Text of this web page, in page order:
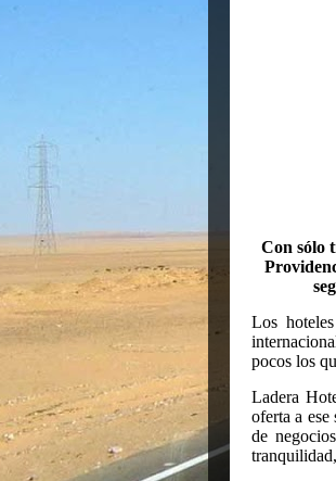
Con sólo
Los
pocos los
Ladera
oferta a ese
de